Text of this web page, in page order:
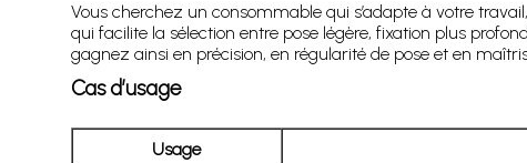
Vous cherchez un consommable qui s’adapte à votre
qui facilite la sélection entre pose légère, fixation plus
gagnez ainsi en précision, en régularité de pose et en
Cas d’usage
Usage